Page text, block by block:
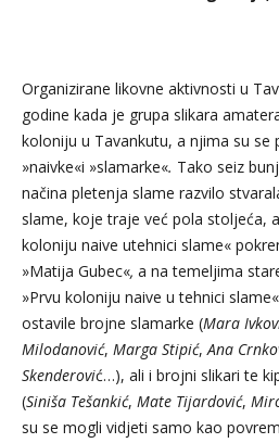
Organizirane likovne aktivnosti u
godine kada je grupa slikara
koloniju u Tavankutu, a njima su se
»naivke«i »slamarke«. Tako seiz
načina pletenja slame razvilo
slame, koje traje već pola stoljeća,
koloniju naive utehnici slame«
»Matija Gubec«, a na temeljima
»Prvu koloniju naive u tehnici
ostavile brojne slamarke (Mara
Milodanović, Marga Stipić,Ana
Skenderović…), ali i brojni slikari te
(Siniša Tešankić, Mate Tijardović,
su se mogli vidjeti samo kao